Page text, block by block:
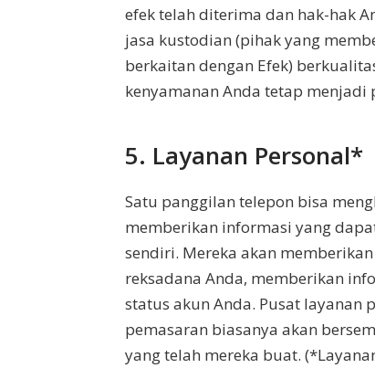
efek telah diterima dan hak-hak
jasa kustodian (pihak yang
berkaitan dengan Efek)
kenyamanan Anda tetap
5. Layanan Personal*
Satu panggilan telepon bisa
memberikan informasi yang
sendiri. Mereka akan
reksadana Anda, memberikan
status akun Anda. Pusat layanan
pemasaran biasanya akan
yang telah mereka buat.